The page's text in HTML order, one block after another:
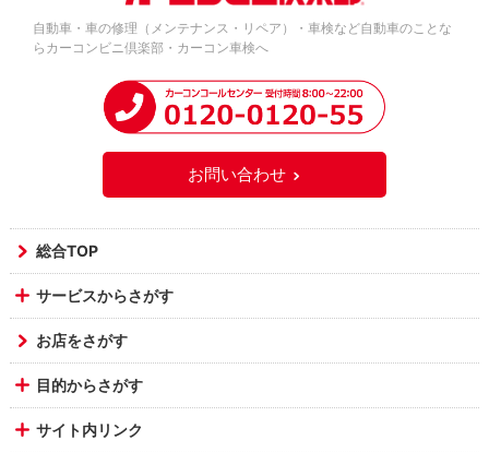
自動車・車の修理（メンテナンス・リペア）・車検など自動車のことな
らカーコンビニ倶楽部・カーコン車検へ
お問い合わせ
総合TOP
サービスからさがす
お店をさがす
目的からさがす
サイト内リンク